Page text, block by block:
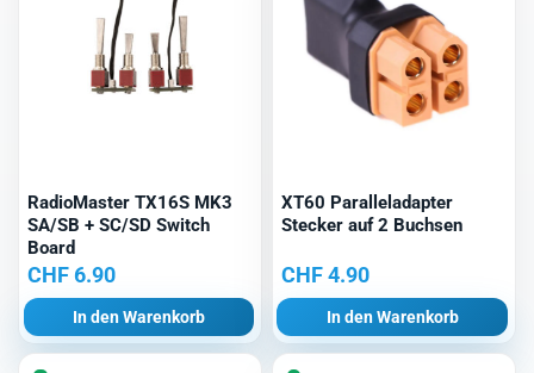
RadioMaster TX16S MK3
SA/SB + SC/SD Switch
Board
CHF6.90
In den Warenkorb
XT60 Paralleladapter
Stecker auf 2 Buchsen
CHF4.90
In den Warenkorb